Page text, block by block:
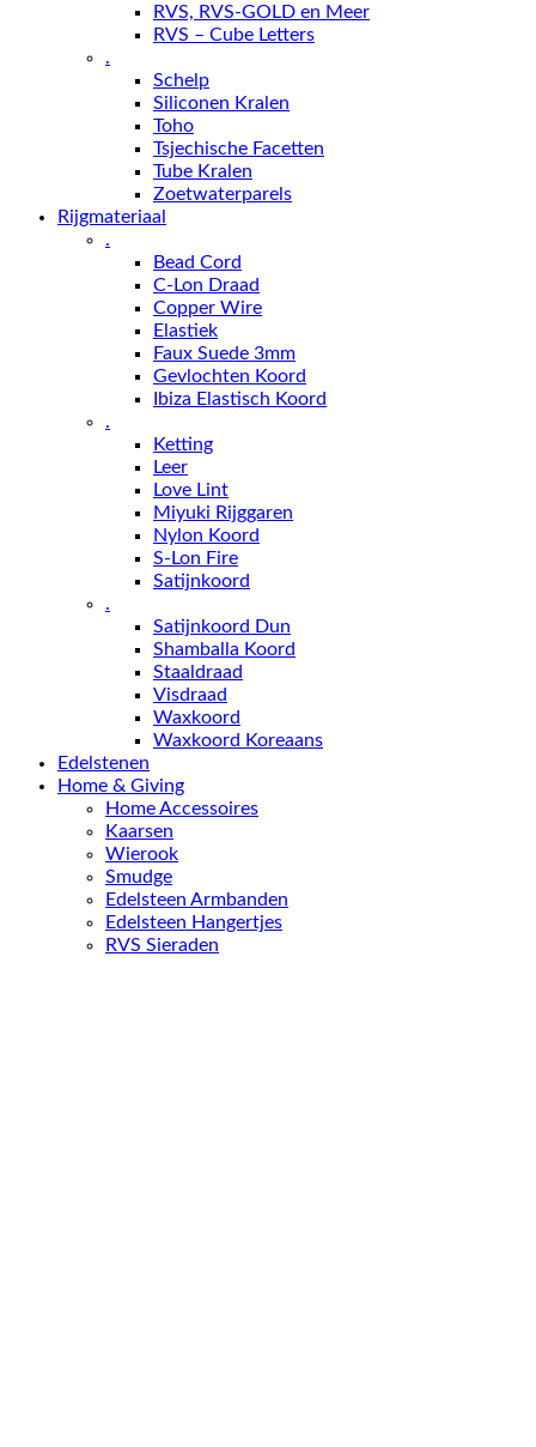
RVS, RVS-GOLD en Meer
RVS – Cube Letters
.
Schelp
Siliconen Kralen
Toho
Tsjechische Facetten
Tube Kralen
Zoetwaterparels
Rijgmateriaal
.
Bead Cord
C-Lon Draad
Copper Wire
Elastiek
Faux Suede 3mm
Gevlochten Koord
Ibiza Elastisch Koord
.
Ketting
Leer
Love Lint
Miyuki Rijggaren
Nylon Koord
S-Lon Fire
Satijnkoord
.
Satijnkoord Dun
Shamballa Koord
Staaldraad
Visdraad
Waxkoord
Waxkoord Koreaans
Edelstenen
Home & Giving
Home Accessoires
Kaarsen
Wierook
Smudge
Edelsteen Armbanden
Edelsteen Hangertjes
RVS Sieraden